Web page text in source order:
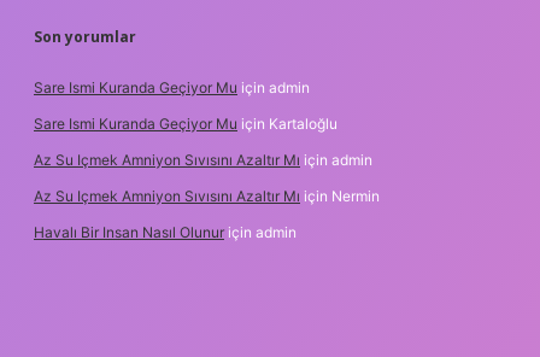
Son yorumlar
Sare Ismi Kuranda Geçiyor Mu için admin
Sare Ismi Kuranda Geçiyor Mu için Kartaloğlu
Az Su Içmek Amniyon Sıvısını Azaltır Mı için admin
Az Su Içmek Amniyon Sıvısını Azaltır Mı için Nermin
Havalı Bir Insan Nasıl Olunur için admin